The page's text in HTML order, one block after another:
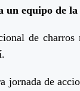
un equipo de
de
jornada de